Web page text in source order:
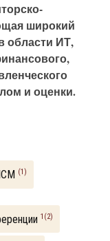
широкий
области ИТ,
и оценки.
(1)
1(2)